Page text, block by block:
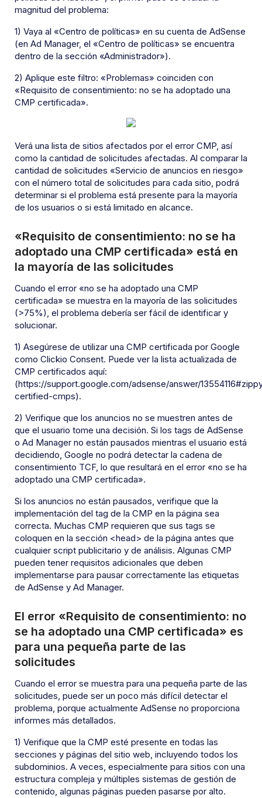
magnitud del problema:
1) Vaya al «Centro de políticas» en su cuenta de AdSense
(en Ad Manager, el «Centro de políticas» se encuentra
dentro de la sección «Administrador»).
2) Aplique este filtro: «Problemas» coinciden con
«Requisito de consentimiento: no se ha adoptado una
CMP certificada».
Verá una lista de sitios afectados por el error CMP, así
como la cantidad de solicitudes afectadas. Al comparar la
cantidad de solicitudes «Servicio de anuncios en riesgo»
con el número total de solicitudes para cada sitio, podrá
determinar si el problema está presente para la mayoría
de los usuarios o si está limitado en alcance.
«Requisito de consentimiento: no se ha
adoptado una CMP certificada» está en
la mayoría de las solicitudes
Cuando el error «no se ha adoptado una CMP
certificada» se muestra en la mayoría de las solicitudes
(>75%), el problema debería ser fácil de identificar y
solucionar.
1) Asegúrese de utilizar una CMP certificada por Google
como Clickio Consent. Puede ver la lista actualizada de
CMP certificados aquí:
(https://support.google.com/adsense/answer/
certified-cmps).
2) Verifique que los anuncios no se muestren antes de
que el usuario tome una decisión. Si los tags de AdSense
o Ad Manager no están pausados mientras el usuario está
decidiendo, Google no podrá detectar la cadena de
consentimiento TCF, lo que resultará en el error «no se ha
adoptado una CMP certificada».
Si los anuncios no están pausados, verifique que la
implementación del tag de la CMP en la página sea
correcta. Muchas CMP requieren que sus tags se
coloquen en la sección <head> de la página antes que
cualquier script publicitario y de análisis. Algunas CMP
pueden tener requisitos adicionales que deben
implementarse para pausar correctamente las etiquetas
de AdSense y Ad Manager.
El error «Requisito de consentimiento: no
se ha adoptado una CMP certificada» es
para una pequeña parte de las
solicitudes
Cuando el error se muestra para una pequeña parte de las
solicitudes, puede ser un poco más difícil detectar el
problema, porque actualmente AdSense no proporciona
informes más detallados.
1) Verifique que la CMP esté presente en todas las
secciones y páginas del sitio web, incluyendo todos los
subdominios. A veces, especialmente para sitios con una
estructura compleja y múltiples sistemas de gestión de
contenido, algunas páginas pueden pasarse por alto.